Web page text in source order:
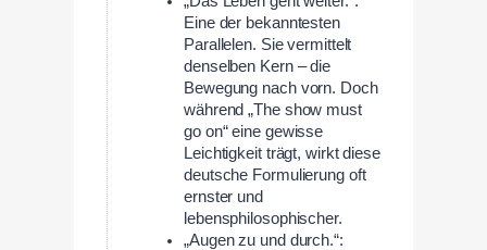
Eine der bekanntesten
Parallelen. Sie vermittelt
denselben Kern – die
Bewegung nach vorn. Doch
während „The show must
go on“ eine gewisse
Leichtigkeit trägt, wirkt diese
deutsche Formulierung oft
ernster und
lebensphilosophischer.
„Augen zu und durch.“: